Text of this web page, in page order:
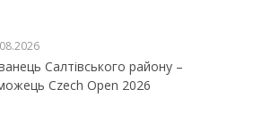
Салтівського району –
Czech Open 2026